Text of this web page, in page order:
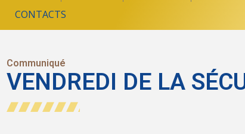
CONTACTS
Communiqué
VENDREDI DE LA